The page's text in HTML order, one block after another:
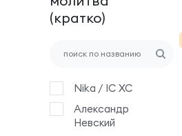
(кратко)
Nika / IC XC
Александр
Невский